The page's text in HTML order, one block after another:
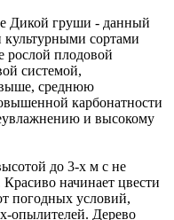
Дикой груши - данный
сортами
рослой плодовой
системой,
выше, среднюю
карбонатности
и высокому
до 3-х м с не
начинает цвести
погодных условий,
опылителей. Дерево